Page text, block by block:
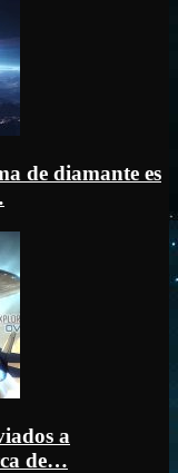
de diamante es
a
de…